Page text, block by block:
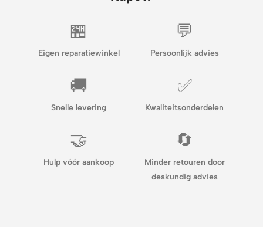
🏪
Eigen reparatiewinkel
💬
Persoonlijk advies
🚚
Snelle levering
✅
Kwaliteitsonderdelen
🤝
Hulp vóór aankoop
🔄
Minder retouren door
deskundig advies